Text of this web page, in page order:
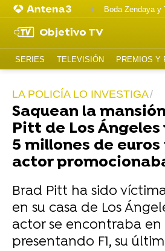
Boda Zendaya y
Objetivo TV
SERIES TELEVISIÓN PREMIOS Y
LA POLICÍA LO INVESTIGA
Saquean la
Pitt de Los
5 millones de
actor
Brad Pitt ha sido
en su casa de Los
actor se encontraba en
presentando F1, su